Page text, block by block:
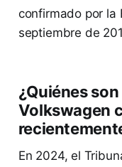
confirmado por la
septiembre de
¿Quiénes
Volkswagen
En 2024, el